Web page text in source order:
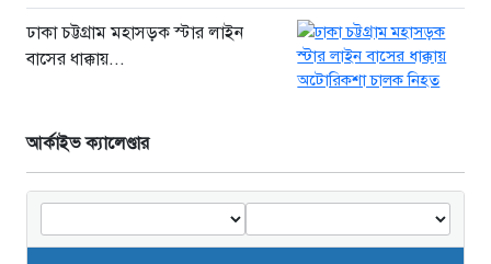
ঢাকা চট্টগ্রাম মহাসড়ক স্টার লাইন
বাসের ধাক্কায়...
আর্কাইভ ক্যালেণ্ডার